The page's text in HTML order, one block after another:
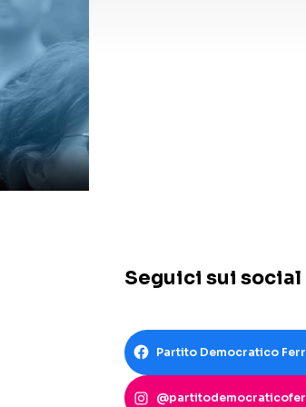
Seguici sui social
Partito Democratico